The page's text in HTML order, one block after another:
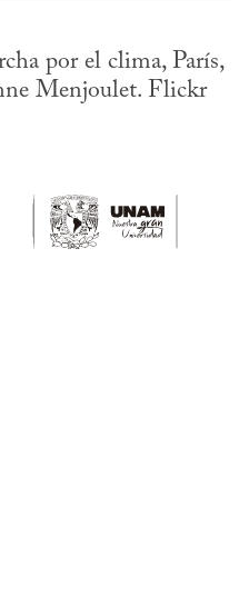
por el clima, París,
Menjoulet. Flickr